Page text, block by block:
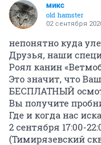
микс
old hamster
02 сентября
непонятно куда
Друзья, наши
Роял канин
Это значит, что
БЕСПЛАТНЫЙ
Вы получите
Где и когда нас
2 сентября 17:00-
(Тимирязевский